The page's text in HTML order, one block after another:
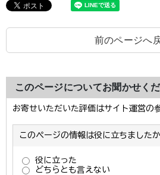
前のページへ
このページについてお聞かせく